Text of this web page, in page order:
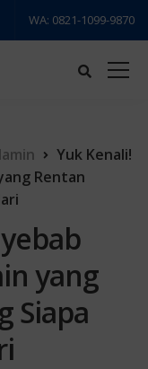
WA: 0821-1099-9870
Yuk Kenali!
Rentan
yang
Siapa